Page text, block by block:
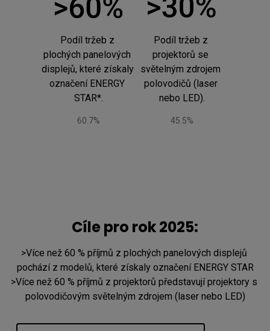
Podíl tržeb z
plochých panelových
displejů, které získaly
označení ENERGY
STAR*.
60.7%
Podíl tržeb z
projektorů se
světelným zdrojem
polovodičů (laser
nebo LED).
45.5%
Cíle pro rok 2025:
>Více než 60 % příjmů z plochých panelových displejů
pochází z modelů, které získaly označení ENERGY STAR
>Více než 60 % příjmů z projektorů představují projektory s
polovodičovým světelným zdrojem (laser nebo LED)